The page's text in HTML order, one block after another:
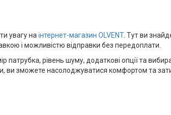
увагу на інтернет-магазин OLVENT. Тут ви
і можливістю відправки без передоплати.
рівень шуму, додаткові опції та
ви зможете насолоджуватися комфортом та